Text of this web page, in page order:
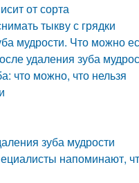
от сорта
тыкву с грядки
мудрости. Что можно
удаления зуба
что можно, что нельзя
зуба мудрости
напоминают,